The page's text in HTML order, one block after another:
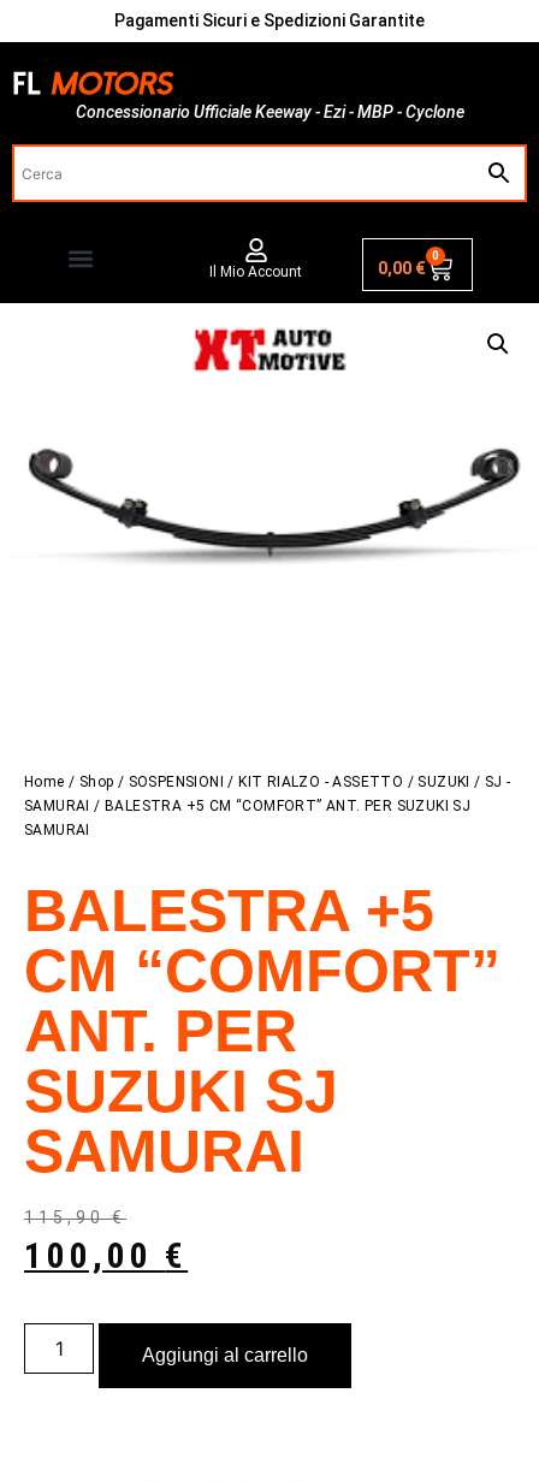
Pagamenti Sicuri e Spedizioni Garantite
Concessionario Ufficiale Keeway - Ezi - MBP - Cyclone
Il Mio Account 0,00 €
0
Home / Shop / SOSPENSIONI /KIT RIALZO - ASSETTO / SUZUKI / SJ -
SAMURAI / BALESTRA +5 CM “COMFORT” ANT. PER SUZUKI SJ
SAMURAI
BALESTRA +5
CM “COMFORT”
ANT. PER
SUZUKI SJ
SAMURAI
115,90€
100,00 €
Aggiungi al carrello